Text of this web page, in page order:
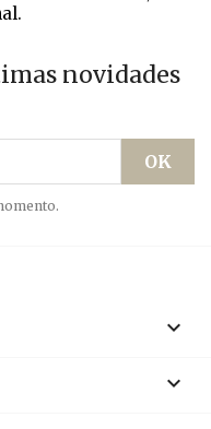
novidades

